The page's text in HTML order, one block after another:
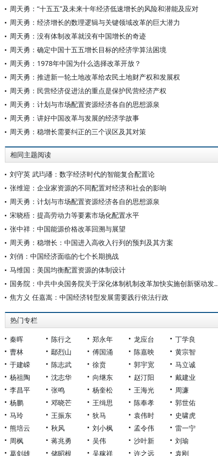
周天勇：“十五五”及未来十年经济低速增长的风险和潜能及应对
周天勇：经济增长的数理逻辑与关键领域改革的巨大潜力
周天勇：没有体制改革就没有中国增长的奇迹
周天勇：确定中国十五五增长目标的经济学算法困境
周天勇：1978年中国为什么选择改革开放？
周天勇：推进新一轮土地改革给农民土地财产权和发展权
周天勇：民营经济促进法的重点是保护民营经济产权
周天勇：计划与市场配置资源经济各自的思想源泉
周天勇：讲好中国改革与发展的经济学故事
周天勇：稳增长需要纠正的三个误区及其对策
相同主题阅读
刘守英 武玙璠：数字经济时代的智能复合配置论
张维迎：企业家资源的不同配置对经济和社会的影响
周天勇：计划与市场配置资源经济各自的思想源泉
宋晓梧：提高劳动力等要素市场化配置水平
张中祥：中国能源价格改革回溯与展望
周天勇：稳增长：中国进入高收入行列的预判及其方案
刘俏：中国经济面临的七个长期挑战
马维国：美国均衡配置资源的体制设计
国务院：中共中央国务院关于深化
焦方义 任嘉嵩：中国经济转型发展需要践行依法行政
热门专栏
秦晖 陈行之 郑永年 龙应台
丁学良
曹林
鄢烈山 傅国涌 陈嘉映
黄宗智
于建嵘
陈志武 徐贲 郭宇宽
马立诚
杨祖陶
沈志华 向继东 赵汀阳
戴建业
李昌平
张鸣 杨奎松 王海光
周濂
杨鹏
邓晓芒 王缉思 陈奉孝
郭世佑
马玲
王振东 狄马 袁伟时
史啸虎
熊培云
秋风 刘小枫 孟令伟
雷一宁
周枫
蒋兆勇 吴伟 沙叶新
刘瑜
葛剑雄
储昭根 吴稼祥 许之远 袁刚